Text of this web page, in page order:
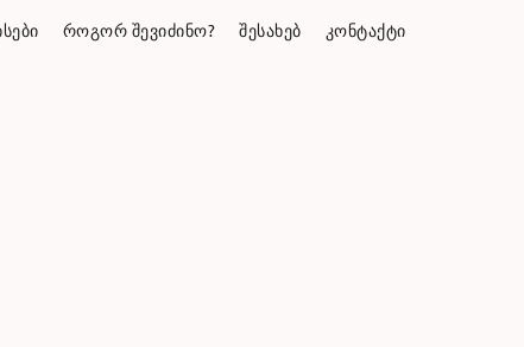
ᲠᲝᲒᲝᲠ ᲨᲔᲕᲘᲫᲘᲜᲝ? ᲨᲔᲡᲐᲮᲔᲑ ᲙᲝᲜᲢᲐᲥᲢᲘ